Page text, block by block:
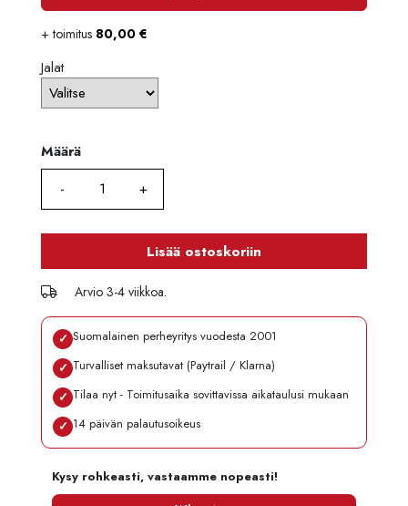
+ toimitus 80,00 €
Jalat
Määrä
Määrä
Lisää ostoskoriin
Arvio 3-4 viikkoa.
✓ Suomalainen perheyritys vuodesta 2001
✓ Turvalliset maksutavat (Paytrail / Klarna)
✓ Tilaa nyt - Toimitusaika sovittavissa aikataulusi mukaan
✓ 14 päivän palautusoikeus
Kysy rohkeasti, vastaamme nopeasti!